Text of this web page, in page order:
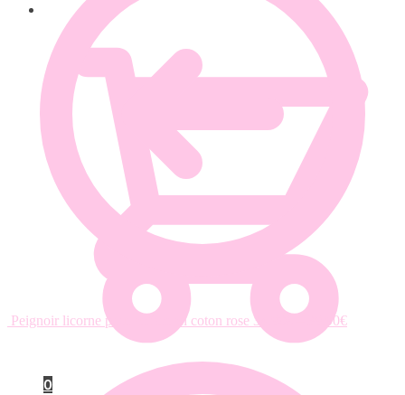
€
0
Peignoir licorne pour enfant en coton rose 34.90 39.90€